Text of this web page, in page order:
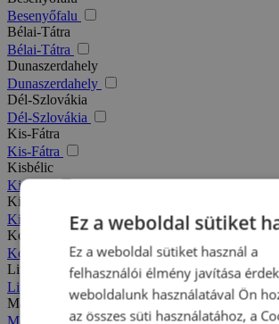
Besenyőfalu
Bélai-Tátra
Bélai-Tátra
Dunaszerdahely
Dunaszerdahely
Dél-Szlovákia
Dél-Szlovákia
Kis-Fátra
Kis-Fátra
Kisbélic
Kisbélic
Kiszucai-Beszkidek
Kiszucai-Beszkidek
Komárno
Komárno
Liptó
Liptó
Magas-Tátra
Ez a weboldal sütiket
Ez a weboldal sütiket használ a
felhasználói élmény javítása
weboldalunk használatával Ön
az összes süti használatához, a